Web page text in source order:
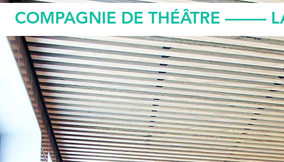
COMPAGNIE DE THÉÂTRE –––––